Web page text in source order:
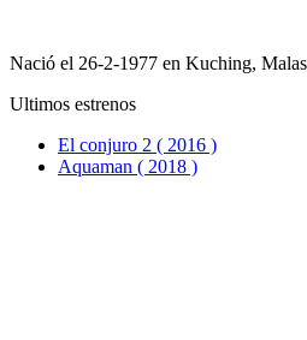
Nació el 26-2-1977 en Kuching,
Ultimos estrenos
El conjuro 2 ( 2016 )
Aquaman ( 2018 )